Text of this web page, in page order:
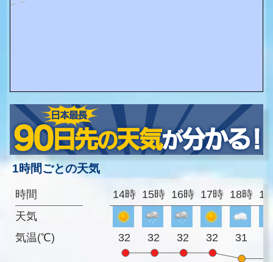
1時間ごとの天気
時間
天気
気温(℃)
14時 15時 16時 17時 18時
32 32 32 32 31